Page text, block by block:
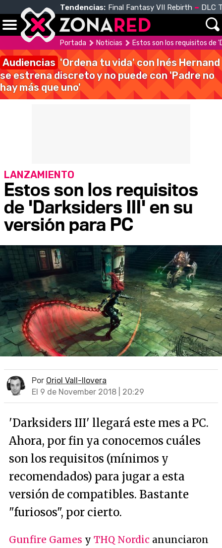
Tendencias: Final Fantasy VII Rebirth DLC
Portada Noticias Estos son los requisitos de
Audiencias 'Ordena tu vida' con Inés Hernand
se estrena discreto y no puede con 'Padre no
hay más que uno'
Estos son los requisitos
de 'Darksiders III' en su
versión para PC
LANZAMIENTO
Por Oriol Vall-llovera
El 9 de November 2018 | 20:29
'Darksiders III' llegará este mes a PC.
Ahora, por fin ya conocemos cuáles
son los requisitos (mínimos y
recomendados) para jugar a esta
versión de compatibles. Bastante
"furiosos", por cierto.
Gunfire Games y THQ Nordic anunciaron